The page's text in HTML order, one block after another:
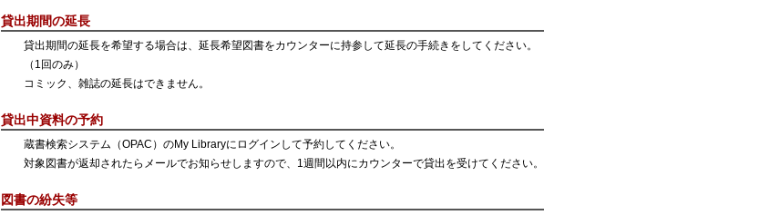
貸出期間の延長
貸出期間の延長を希望する場合は、延長希望図書をカウンターに持参して延長の手続きをしてください。
（1回のみ）
コミック、雑誌の延長はできません。
貸出中資料の予約
蔵書検索システム（OPAC）のMy Libraryにログインして予約してください。
対象図書が返却されたらメールでお知らせしますので、1週間以内にカウンターで貸出を受けてください。
図書の紛失等